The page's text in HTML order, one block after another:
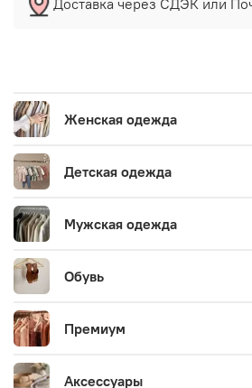
Доставка через СДЭК или
Женская одежда
Детская одежда
Мужская одежда
Обувь
Премиум
Аксессуары